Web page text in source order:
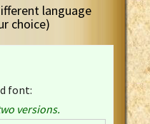
language
choice)
font:
versions.